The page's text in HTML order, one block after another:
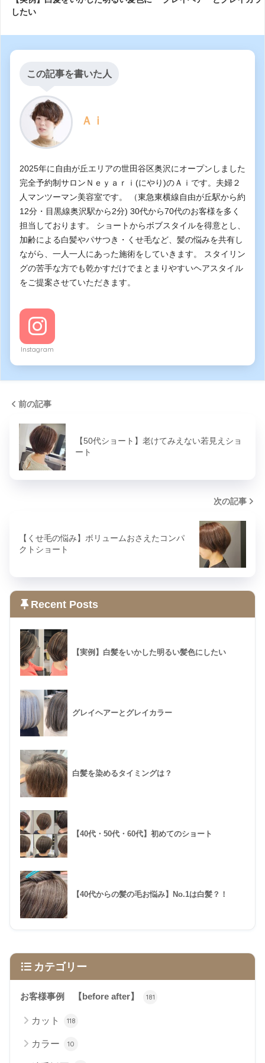
したい
この記事を書いた人
Ａｉ
2025年に自由が丘エリアの世田谷区奥沢にオープンしました
完全予約制サロンＮｅｙａｒｉ(にやり)のＡｉです。夫婦２
人マンツーマン美容室です。 （東急東横線自由が丘駅から約
12分・目黒線奥沢駅から2分) 30代から70代のお客様を多く
担当しております。 ショートからボブスタイルを得意とし、
加齢による白髪やパサつき・くせ毛など、髪の悩みを共有し
ながら、一人一人にあった施術をしていきます。 スタイリン
グの苦手な方でも乾かすだけでまとまりやすいヘアスタイル
をご提案させていただきます。
Instagram
前の記事
【50代ショート】老けてみえない若見えショ
ート
次の記事
【くせ毛の悩み】ボリュームおさえたコンパ
クトショート
Recent Posts
【実例】白髪をいかした明るい髪色にしたい
グレイヘアーとグレイカラー
白髪を染めるタイミングは？
【40代・50代・60代】初めてのショート
【40代からの髪の毛お悩み】No.1は白髪？！
カテゴリー
お客様事例 【before after】 181
カット 118
カラー 10